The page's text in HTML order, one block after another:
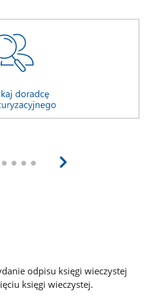
odpisu księgi wieczystej
księgi wieczystej.